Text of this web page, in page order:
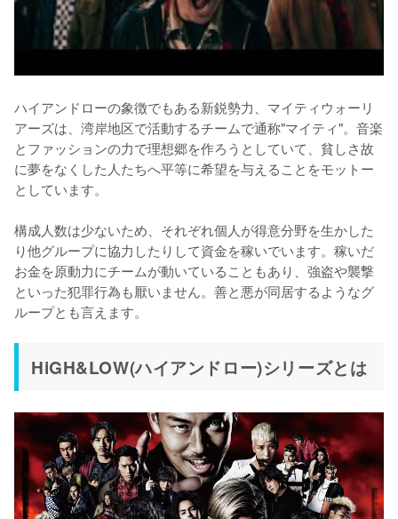
ハイアンドローの象徴でもある新鋭勢力、マイティウォーリ
アーズは、湾岸地区で活動するチームで通称"マイティ"。音楽
とファッションの力で理想郷を作ろうとしていて、貧しさ故
に夢をなくした人たちへ平等に希望を与えることをモットー
としています。
構成人数は少ないため、それぞれ個人が得意分野を生かした
り他グループに協力したりして資金を稼いでいます。稼いだ
お金を原動力にチームが動いていることもあり、強盗や襲撃
といった犯罪行為も厭いません。善と悪が同居するようなグ
ループとも言えます。
HiGH&LOW(ハイアンドロー)シリーズとは